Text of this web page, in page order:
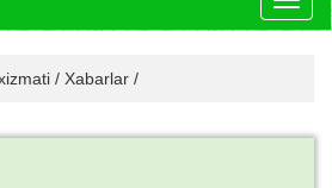
/ Xabarlar /